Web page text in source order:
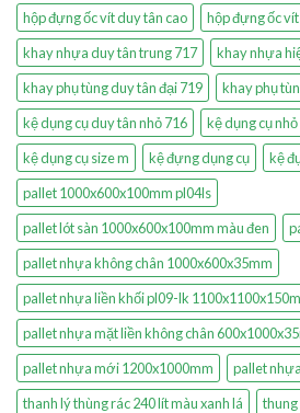
hộp đựng ốc vít duy tân cao
hộp đựng ốc
khay nhựa duy tân trung 717
khay nhựa
khay phụ tùng duy tân đại 719
khay phụ
kệ dụng cụ duy tân nhỏ 716
kệ dụng cụ
kệ dụng cụ size m
kệ đựng dụng cụ
kệ
pallet 1000x600x100mm pl04ls
pallet lót sàn 1000x600x100mm màu đen
pallet nhựa không chân 1000x600x35mm
pallet nhựa liền khối pl09-lk
pallet nhựa mặt liền không chân
pallet nhựa mới 1200x1000mm
pallet
thanh lý thùng rác 240 lít màu xanh lá
thung